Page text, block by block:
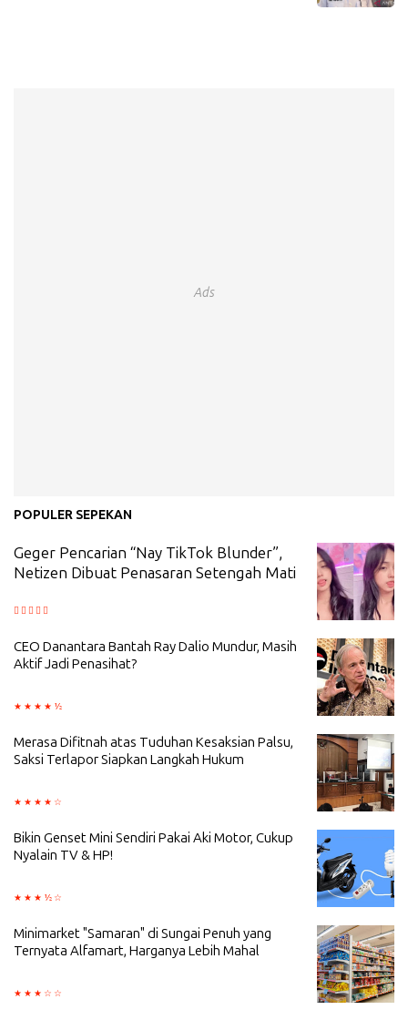
Ads
POPULER SEPEKAN
Geger Pencarian “Nay TikTok Blunder”,
Netizen Dibuat Penasaran Setengah Mati
CEO Danantara Bantah Ray Dalio Mundur, Masih
Aktif Jadi Penasihat?
Merasa Difitnah atas Tuduhan Kesaksian Palsu,
Saksi Terlapor Siapkan Langkah Hukum
Bikin Genset Mini Sendiri Pakai Aki Motor, Cukup
Nyalain TV & HP!
Minimarket "Samaran" di Sungai Penuh yang
Ternyata Alfamart, Harganya Lebih Mahal